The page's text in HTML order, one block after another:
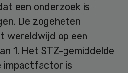
een onderzoek is
De zogeheten
wereldwijd op een
1. Het STZ-gemiddelde
impactfactor is